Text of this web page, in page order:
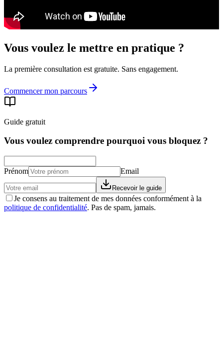
Vous voulez le mettre en pratique ?
La première consultation est gratuite. Sans engagement.
Commencer mon parcours
Guide gratuit
Vous voulez comprendre pourquoi vous bloquez ?
Prénom Email
Recevoir le guide
Je consens au traitement de mes données conformément à la
politique de confidentialité. Pas de spam, jamais.